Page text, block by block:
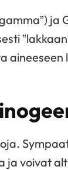
ja
ja voivat